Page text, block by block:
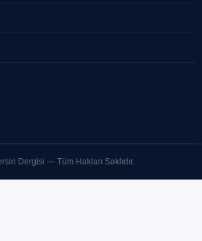
Dergisi — Tüm Hakları Saklıdır.